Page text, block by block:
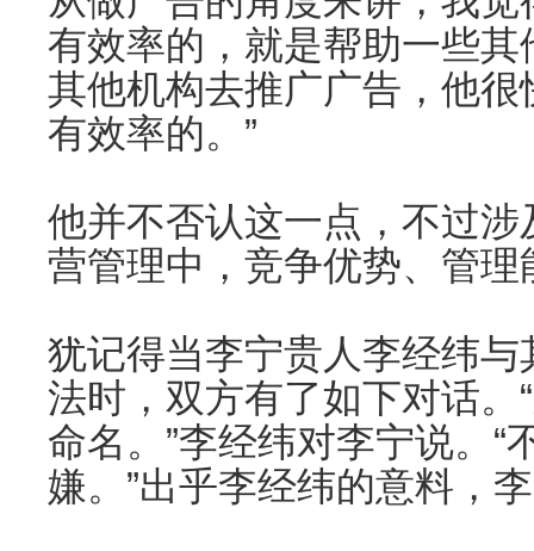
有效率的，就是帮助一些
其他机构去推广广告，他
有效率的。”
他并不否认这一点，不过
营管理中，竞争优势、管
犹记得当李宁贵人李经纬
法时，双方有了如下对话。
命名。”李经纬对李宁说。“
嫌。”出乎李经纬的意料，